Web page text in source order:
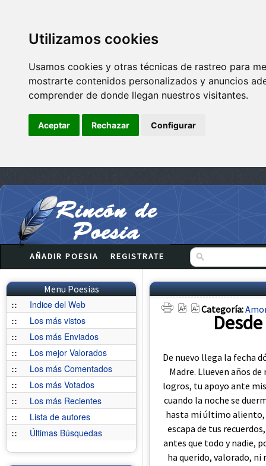
Utilizamos cookies
Usamos cookies y otras técnicas de rastreo para
mostrarte contenidos personalizados y anuncios
comprender de donde llegan nuestros visitantes.
Aceptar Rechazar Configurar
AÑADIR POESIA REGISTRATE
Menu Poesias
::
Indice del Web
::
Los más vistos
::
Los más Enviados
::
Los mejor Valorados
::
Los más Comentados
::
Los más Votados
::
Los más Recientes
::
Lista de autores
::
Últimas Búsquedas
Categoría:
De nuevo llega la fecha
Madre. Llueven años
logros, tu apoyo ante
cuando la noche se
hasta mi último aliento,
escapa de tus
antes que todo y nadie,
ha querido, valorado,